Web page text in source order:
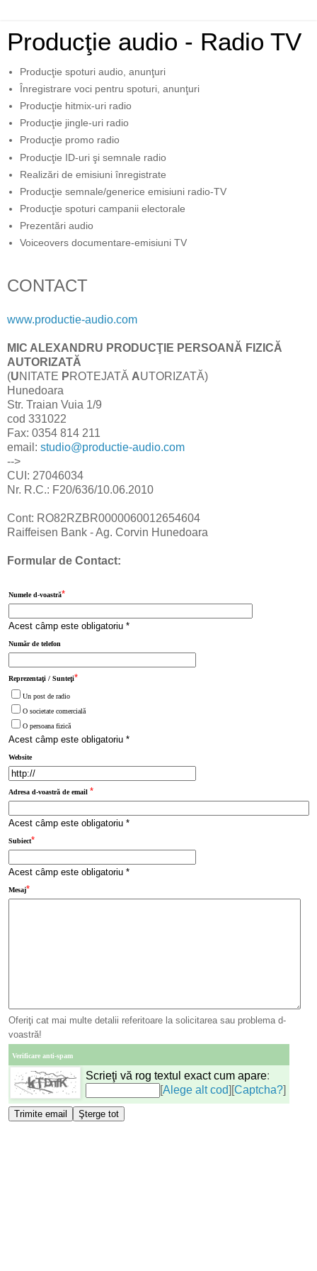
Producţie audio - Radio TV
Producţie spoturi audio, anunţuri
Înregistrare voci pentru spoturi, anunţuri
Producţie hitmix-uri radio
Producţie jingle-uri radio
Producţie promo radio
Producţie ID-uri şi semnale radio
Realizări de emisiuni înregistrate
Producţie semnale/generice emisiuni radio-TV
Producţie spoturi campanii electorale
Prezentări audio
Voiceovers documentare-emisiuni TV
CONTACT
www.productie-audio.com
MIC ALEXANDRU PRODUCŢIE PERSOANĂ FIZICĂ
AUTORIZATĂ
(UNITATE PROTEJATĂ AUTORIZATĂ)
Hunedoara
Str. Traian Vuia 1/9
cod 331022
Fax: 0354 814 211
email: studio@productie-audio.com
-->
CUI: 27046034
Nr. R.C.: F20/636/10.06.2010
Cont: RO82RZBR0000060012654604
Raiffeisen Bank - Ag. Corvin Hunedoara
Formular de Contact:
Numele d-voastră*
Acest câmp este obligatoriu *
Număr de telefon
Reprezentaţi / Sunteţi*
Un post de radio
O societate comercială
O persoana fizică
Acest câmp este obligatoriu *
Website
Adresa d-voastră de email *
Acest câmp este obligatoriu *
Subiect*
Acest câmp este obligatoriu *
Mesaj*
Oferiţi cat mai multe detalii referitoare la solicitarea sau problema d-
voastră!
Verificare anti-spam
Scrieţi vă rog textul exact cum apare:
[Alege alt cod][Captcha?]